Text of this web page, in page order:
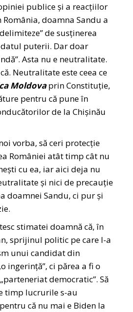
publice și a reacțiilor
doamna Sandu a
de susținerea
puterii. Dar doar
Asta nu e neutralitate.
Neutralitate este ceea ce
Moldovaprin Constituție,
pentru că pune în
de la Chișinău
vorba, să ceri protecție
României atât timp cât nu
cu ea, iar aici deja nu
și nici de precauție
doamnei Sandu, ci pur și
stimatei doamnă că, în
sprijinul politic pe care l-a
unui candidat din
ingerință”, ci părea a fi o
democratic”. Să
timp lucrurile s-au
că nu mai e Biden la